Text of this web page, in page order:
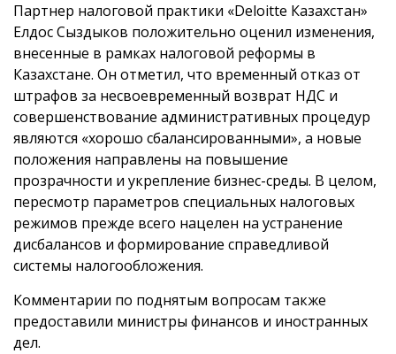
Партнер налоговой практики «Deloitte Казахстан»
Елдос Сыздыков положительно оценил изменения,
внесенные в рамках налоговой реформы в
Казахстане. Он отметил, что временный отказ от
штрафов за несвоевременный возврат НДС и
совершенствование административных процедур
являются «хорошо сбалансированными», а новые
положения направлены на повышение
прозрачности и укрепление бизнес-среды. В целом,
пересмотр параметров специальных налоговых
режимов прежде всего нацелен на устранение
дисбалансов и формирование справедливой
системы налогообложения.
Комментарии по поднятым вопросам также
предоставили министры финансов и иностранных
дел.